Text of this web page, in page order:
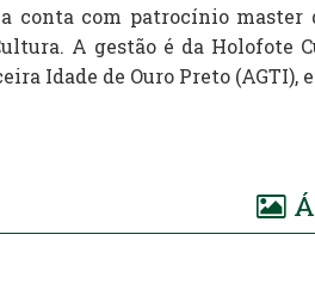
conta com patrocínio master
A gestão é da Holofote
Idade de Ouro Preto